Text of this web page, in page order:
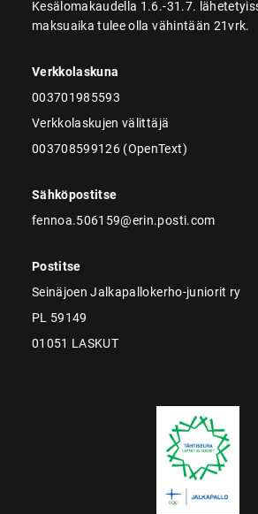
Kesälomakaudella 1.6.-31.7.
maksuaika tulee olla vähintään 21vrk.
Verkkolaskuna
003701985593
Verkkolaskujen välittäjä
003708599126 (OpenText)
Sähköpostitse
fennoa.506159@erin.posti.com
Postitse
Seinäjoen Jalkapallokerho-juniorit ry
PL 59149
01051 LASKUT